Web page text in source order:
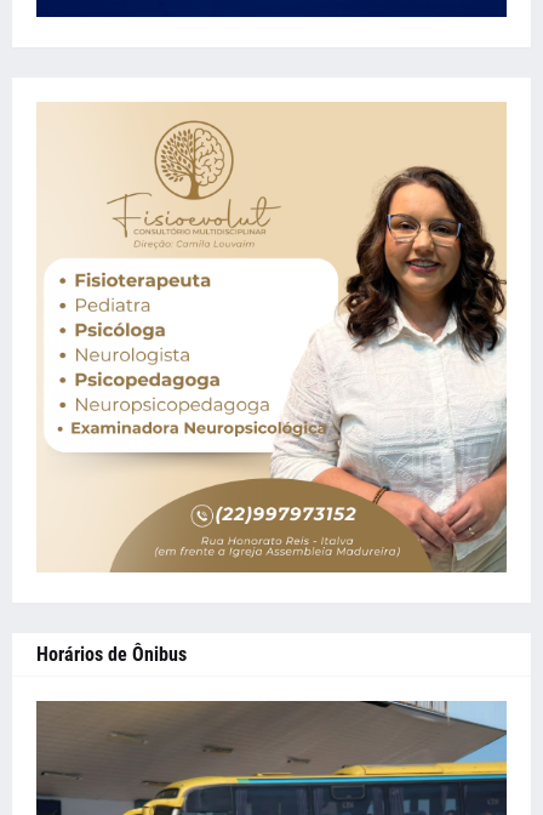
Horários de Ônibus